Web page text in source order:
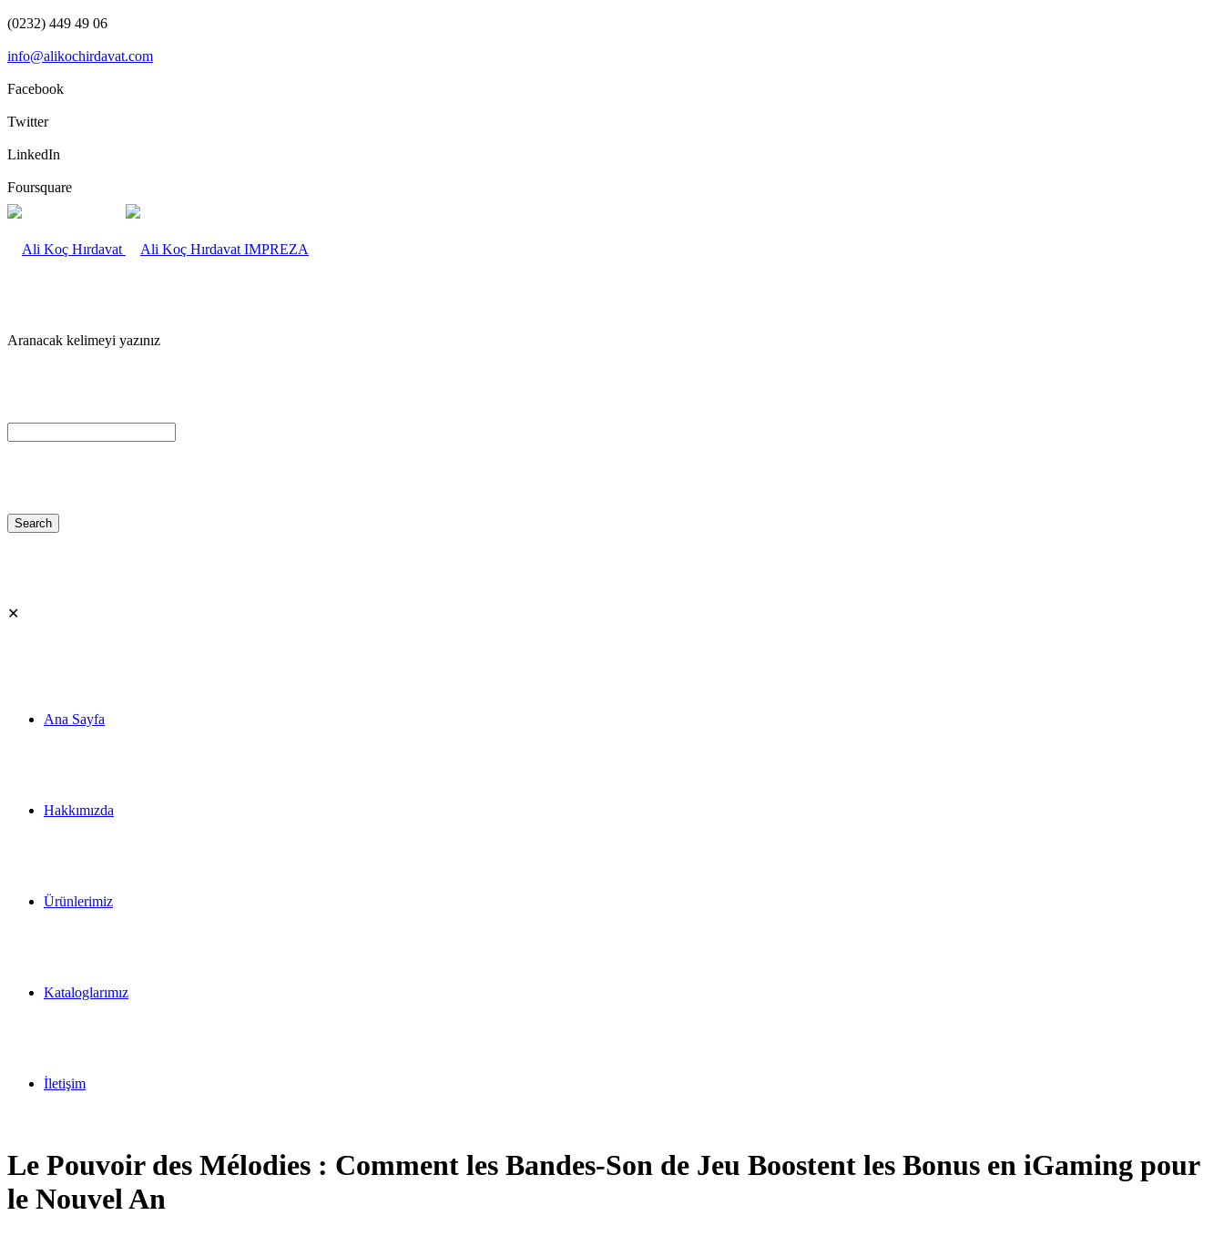
(0232) 449 49 06
info@alikochirdavat.com
Facebook
Twitter
LinkedIn
Foursquare
IMPREZA
Aranacak kelimeyi yazınız
✕
Ana Sayfa
Hakkımızda
Ürünlerimiz
Kataloglarımız
İletişim
Le Pouvoir des Mélodies : Comment les Bandes‑Son de Jeu Boostent les Bonus en iGaming pour
le Nouvel An